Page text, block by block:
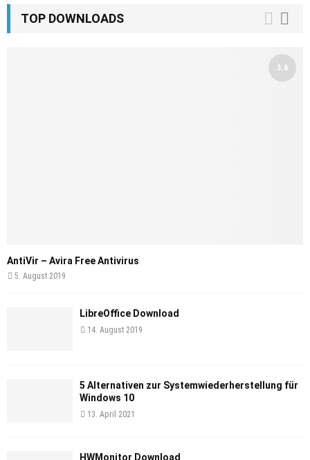
TOP DOWNLOADS
AntiVir – Avira Free Antivirus
5. August 2019
3.6
LibreOffice Download
14. August 2019
5 Alternativen zur Systemwiederherstellung für
Windows 10
13. April 2021
HWMonitor Download